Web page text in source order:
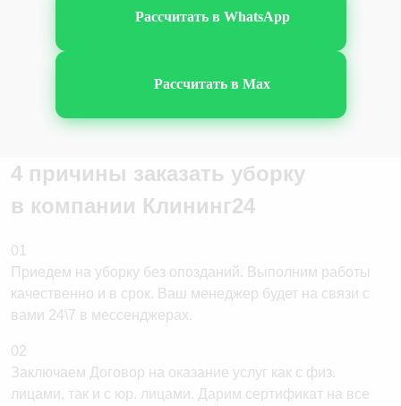
Химчистка кожаное кресло
Химчистка 2х местного дивана
Химчистка 3х местного дивана
Химчистка многоместного дивана
Химчистка одеял, пледов
Химчистка подушек
Шторы/тюль
Химчистка штор
Химчистка тюли
Рассчитать в WhatsApp
Рассчитать в Max
4 причины заказать уборку
в компании Клининг24
01
Приедем на уборку без опозданий. Выполним работы
качественно и в срок. Ваш менеджер будет на связи с
вами 24\7 в мессенджерах.
02
Заключаем Договор на оказание услуг как с физ.
лицами, так и с юр. лицами. Дарим сертификат на все